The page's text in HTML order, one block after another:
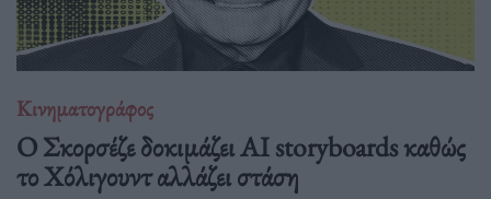
Κινηματογράφος
Ο Σκορσέζε δοκιμάζει AI storyboards καθώς
το Χόλιγουντ αλλάζει στάση